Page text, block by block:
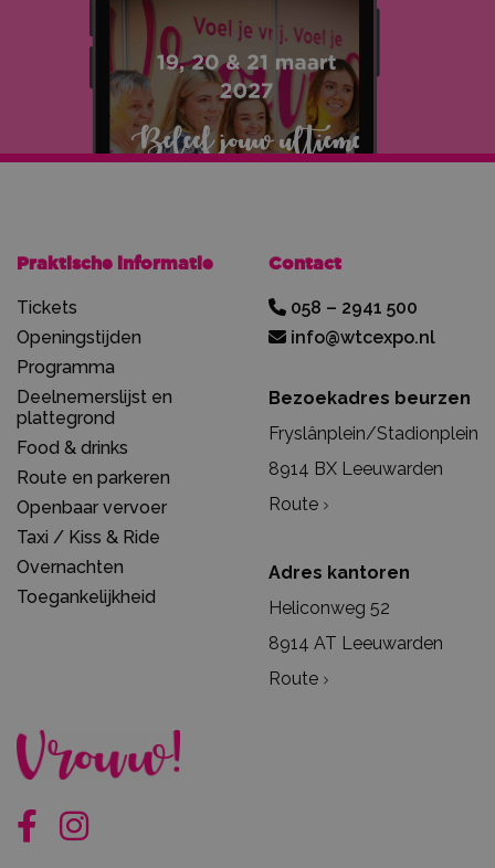
Praktische informatie
Tickets
Openingstijden
Programma
Deelnemerslijst en
plattegrond
Food & drinks
Route en parkeren
Openbaar vervoer
Taxi / Kiss & Ride
Overnachten
Toegankelijkheid
Contact
058 – 2941 500
info@wtcexpo.nl
Bezoekadres beurzen
Fryslânplein/Stadionplein
8914 BX Leeuwarden
Route
Adres kantoren
Heliconweg 52
8914 AT Leeuwarden
Route